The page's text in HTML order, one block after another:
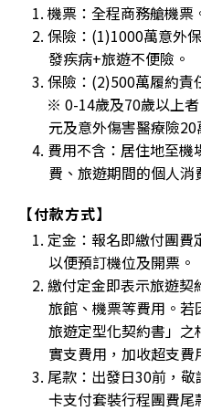
1. 機票：全程商務艙機票
2. 保險：(1)1000萬意外
發疾病+旅遊不便險。
3. 保險：(2)500萬履約責
※ 0-14歲及70歲以上者
元及意外傷害醫療險20
4. 費用不含：居住地至
費、旅遊期間的個人消
【付款方式】
1. 定金：報名即繳付團費
以便預訂機位及開票。
2. 繳付定金即表示旅遊
旅館、機票等費用。
旅遊定型化契約書」
實支費用，加收超支費
3. 尾款：出發日30前，
卡支付套裝行程團費尾